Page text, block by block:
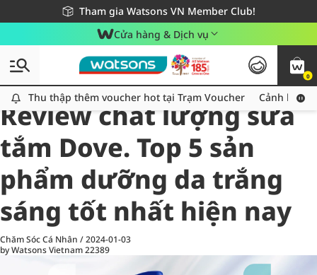
Tham gia Watsons VN Member Club!
Miễn phí giao hàng cho đơn hàng từ 249,000Đ
Giao hàng nhanh 24h - Áp dụng khu vực TP. Hồ Chí Minh
Cửa hàng & Dịch vụ
0
Thu thập thêm voucher hot tại Trạm Voucher
Thu thập thêm voucher hot tại Trạm Voucher Cảnh báo
All
Chăm Sóc Cá Nhân
Review chất lượng sữa
tắm Dove. Top 5 sản
phẩm dưỡng da trắng
sáng tốt nhất hiện nay
Chăm Sóc Cá Nhân /2024-01-03
by Watsons Vietnam22389